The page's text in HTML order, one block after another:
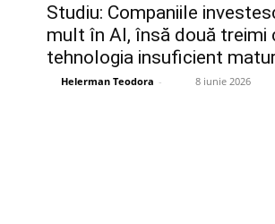
Studiu: Companiile
mult în AI, însă două treimi
tehnologia insuficient
Helerman Teodora - 8 iunie 2026